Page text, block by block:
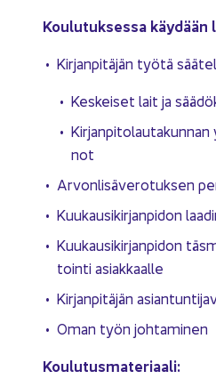
Kou­lu­tuk­ses­sa käy­dään
Kir­jan­pi­tä­jän työtä
Kes­kei­set lait ja
not
Ar­von­li­sä­ve­ro­tuk­sen
Kuu­kausi­kir­jan­pi­don
Kuu­kausi­kir­jan­pi­don
toin­ti asiak­kaal­le
Kir­jan­pi­tä­jän
Oman työn joh­ta­mi­nen
Kou­lu­tus­ma­te­ri­aa­li: